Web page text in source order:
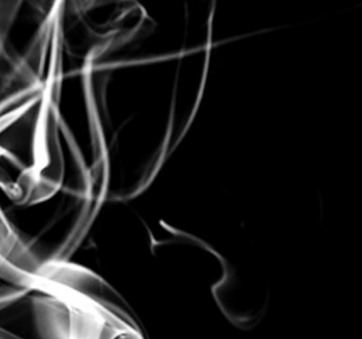
valokuvien muokkaus